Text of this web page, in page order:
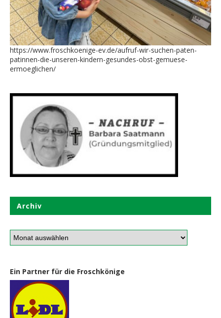
https://www.froschkoenige-ev.de/aufruf-wir-suchen-paten-
patinnen-die-unseren-kindern-gesundes-obst-gemuese-
ermoeglichen/
Archiv
Ein Partner für die Froschkönige